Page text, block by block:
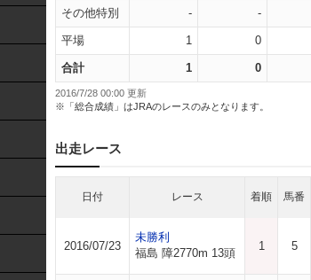
その他特別 - -
平場 1 0
合計 1 0
2016/7/28 00:00 更新
※「総合成績」はJRAのレースのみとなります。
出走レース
日付 レース 着順 馬番
2016/07/23
未勝利
福島 障2770m 13頭
1 5